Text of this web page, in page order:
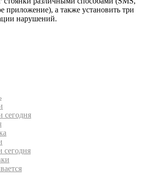
приложение), а также установить три
нарушений.
сегодня
сегодня